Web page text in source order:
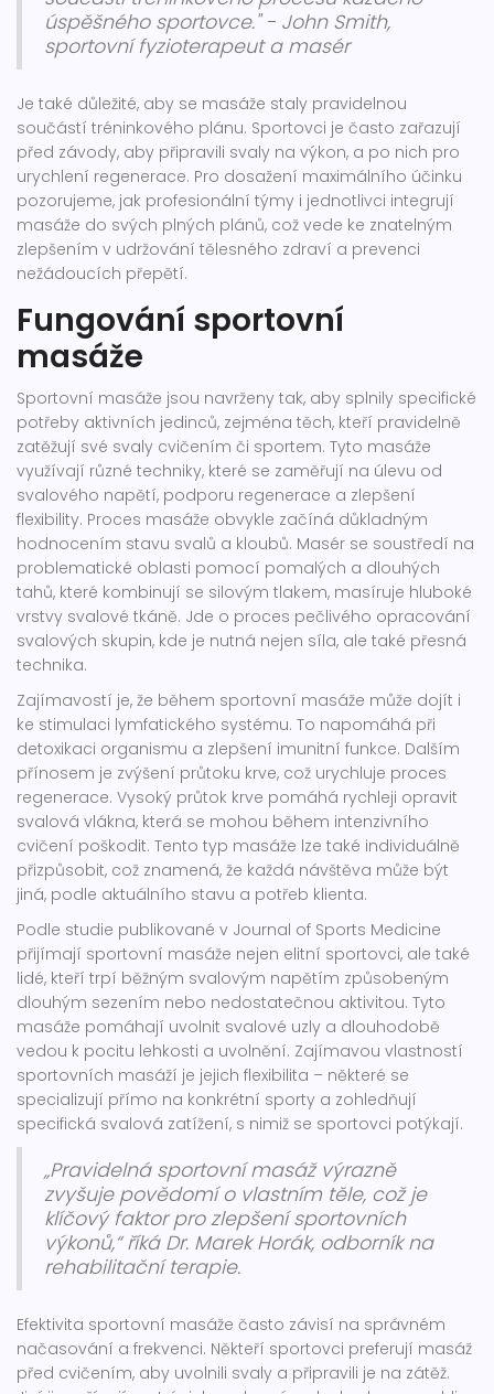
úspěšného sportovce." - John Smith,
sportovní fyzioterapeut a masér
Je také důležité, aby se masáže staly pravidelnou
součástí tréninkového plánu. Sportovci je často zařazují
před závody, aby připravili svaly na výkon, a po nich pro
urychlení regenerace. Pro dosažení maximálního účinku
pozorujeme, jak profesionální týmy i jednotlivci integrují
masáže do svých plných plánů, což vede ke znatelným
zlepšením v udržování tělesného zdraví a prevenci
nežádoucích přepětí.
Fungování sportovní
masáže
Sportovní masáže jsou navrženy tak, aby splnily specifické
potřeby aktivních jedinců, zejména těch, kteří pravidelně
zatěžují své svaly cvičením či sportem. Tyto masáže
využívají různé techniky, které se zaměřují na úlevu od
svalového napětí, podporu regenerace a zlepšení
flexibility. Proces masáže obvykle začíná důkladným
hodnocením stavu svalů a kloubů. Masér se soustředí na
problematické oblasti pomocí pomalých a dlouhých
tahů, které kombinují se silovým tlakem, masíruje hluboké
vrstvy svalové tkáně. Jde o proces pečlivého opracování
svalových skupin, kde je nutná nejen síla, ale také přesná
technika.
Zajímavostí je, že během sportovní masáže může dojít i
ke stimulaci lymfatického systému. To napomáhá při
detoxikaci organismu a zlepšení imunitní funkce. Dalším
přínosem je zvýšení průtoku krve, což urychluje proces
regenerace. Vysoký průtok krve pomáhá rychleji opravit
svalová vlákna, která se mohou během intenzivního
cvičení poškodit. Tento typ masáže lze také individuálně
přizpůsobit, což znamená, že každá návštěva může být
jiná, podle aktuálního stavu a potřeb klienta.
Podle studie publikované v Journal of Sports Medicine
přijímají sportovní masáže nejen elitní sportovci, ale také
lidé, kteří trpí běžným svalovým napětím způsobeným
dlouhým sezením nebo nedostatečnou aktivitou. Tyto
masáže pomáhají uvolnit svalové uzly a dlouhodobě
vedou k pocitu lehkosti a uvolnění. Zajímavou vlastností
sportovních masáží je jejich flexibilita – některé se
specializují přímo na konkrétní sporty a zohledňují
specifická svalová zatížení, s nimiž se sportovci potýkají.
„Pravidelná sportovní masáž výrazně
zvyšuje povědomí o vlastním těle, což je
klíčový faktor pro zlepšení sportovních
výkonů,“ říká Dr. Marek Horák, odborník na
rehabilitační terapie.
Efektivita sportovní masáže často závisí na správném
načasování a frekvenci. Někteří sportovci preferují masáž
před cvičením, aby uvolnili svaly a připravili je na zátěž.